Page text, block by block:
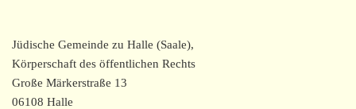
Jüdische Gemeinde zu Halle (Saale),
Körperschaft des öffentlichen Rechts
Große Märkerstraße 13
06108 Halle